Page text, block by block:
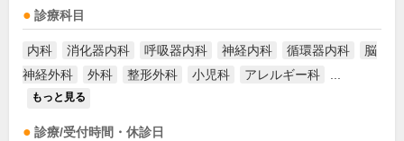
診療科目
内科 消化器内科 呼吸器内科 神経内科 循環器内科
脳
神経外科
外科 整形外科 小児科 アレルギー科
もっと見る
診療/受付時間・休診日